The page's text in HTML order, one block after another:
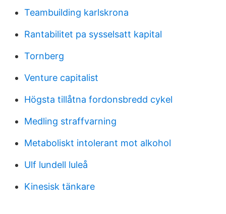
Teambuilding karlskrona
Rantabilitet pa sysselsatt kapital
Tornberg
Venture capitalist
Högsta tillåtna fordonsbredd cykel
Medling straffvarning
Metaboliskt intolerant mot alkohol
Ulf lundell luleå
Kinesisk tänkare